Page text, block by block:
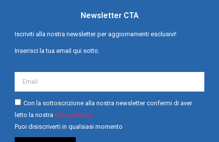
Newsletter CTA
Iscriviti alla nostra newsletter per aggiornamenti esclusivi!
Inserisci la tua email qui sotto.
Con la sottoscrizione alla nostra newsletter confermi di aver
letto la nostra Privacy Policy
Puoi disiscriverti in qualsiasi momento